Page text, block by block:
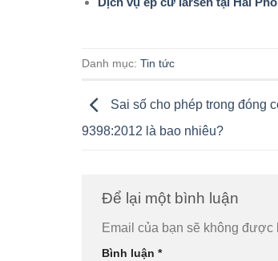
Danh mục: Tin tức
Sai số cho phép trong đóng
9398:2012 là bao nhiêu?
Để lại một bình luận
Email của bạn sẽ không được
Bình luận *